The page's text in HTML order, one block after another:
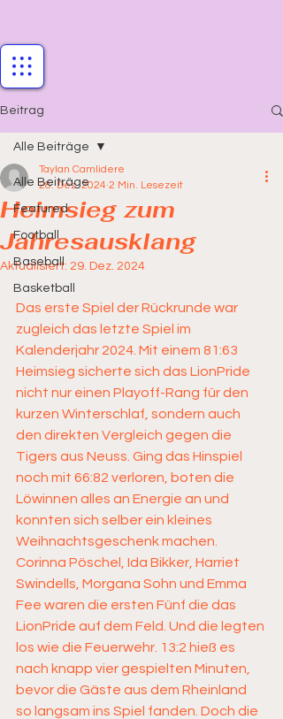
Beitrag
Alle Beiträge
Featured
Football
Baseball
Basketball
Alle Beiträge
Heimsieg zum
Jahresausklang
Taylan Camlidere
28. Dez. 2024 2 Min. Lesezeit
Aktualisiert: 29. Dez. 2024
Das erste Spiel der Rückrunde war
zugleich das letzte Spiel im
Kalenderjahr 2024. Mit einem 81:63
Heimsieg sicherte sich das LionPride
nicht nur einen Playoff-Rang für den
kurzen Winterschlaf, sondern auch
den direkten Vergleich gegen die
Tigers aus Neuss. Ging das Hinspiel
noch mit 66:82 verloren, boten die
Löwinnen alles an Energie an und
konnten sich selber ein kleines
Weihnachtsgeschenk machen.
Corinna Pöschel, Ida Bikker, Harriet
Swindells, Morgana Sohn und Emma
Fee waren die ersten Fünf die das
LionPride auf dem Feld. Und die legten
los wie die Feuerwehr. 13:2 hieß es
nach knapp vier gespielten Minuten,
bevor die Gäste aus dem Rheinland
so langsam ins Spiel fanden. Doch die